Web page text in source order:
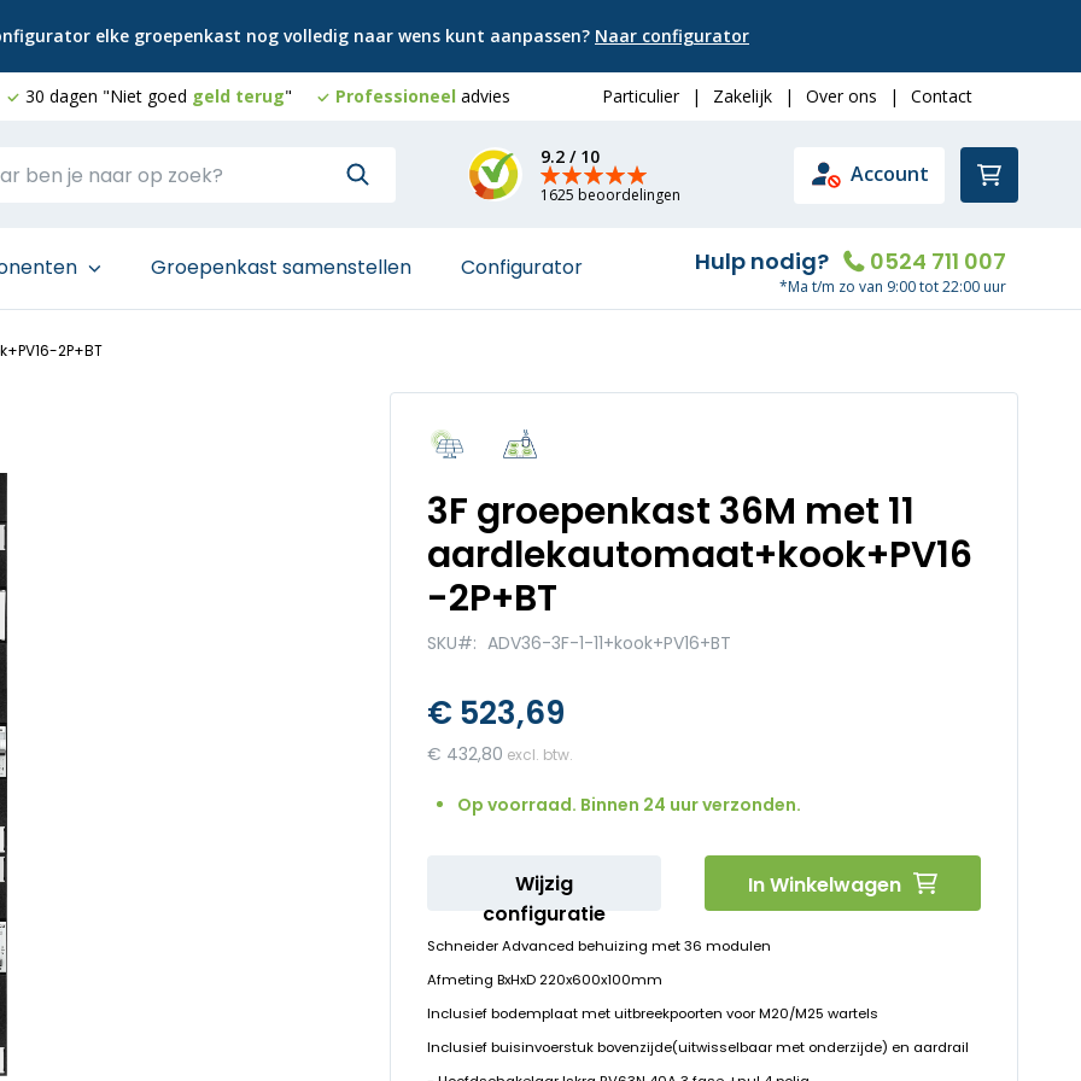
elke groepenkast nog volledig naar wens kunt aanpassen? Naar configurator
30 dagen "Niet goed geld terug" Professioneel advies Particulier | Zakelijk | Over ons | Contact
Account
9.2 / 10
1625 beoordelingen
Groepenkast samenstellen Configurator Hulp nodig? 0524 711 007
*Ma t/m zo van 9:00 tot 22:00 uur
2P+BT
3F groepenkast 36M met 11
aardlekautomaat+kook+PV16
-2P+BT
SKU ADV36-3F-1-11+kook+PV16+BT
€ 523,69
€ 432,80
Op voorraad. Binnen 24 uur verzonden.
Wijzig
configuratie
In Winkelwagen
Schneider Advanced behuizing met 36 modulen
Afmeting BxHxD 220x600x100mm
Inclusief bodemplaat met uitbreekpoorten voor M20/M25 wartels
Inclusief buisinvoerstuk bovenzijde(uitwisselbaar met onderzijde) en aardrail